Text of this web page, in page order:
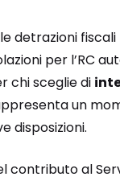
detrazioni
per l’RC
chi sceglie di
un
disposizioni.
contributo al